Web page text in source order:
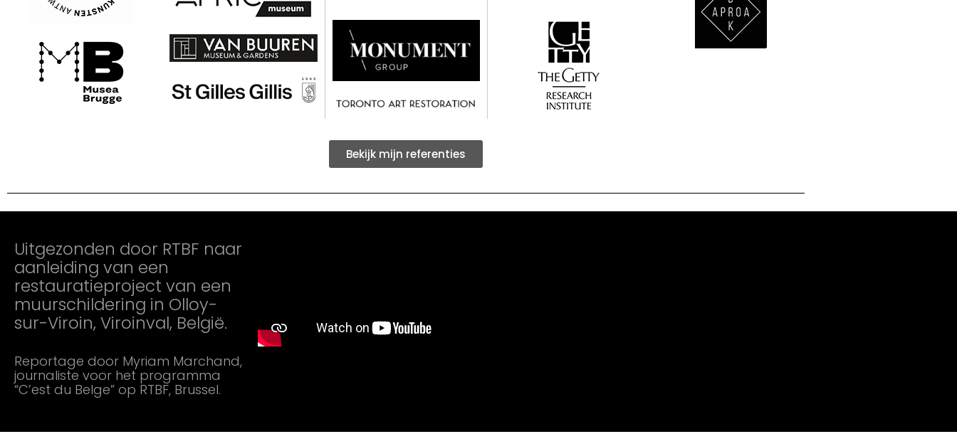
Bekijk mijn referenties
Uitgezonden door RTBF naar
aanleiding van een
restauratieproject van een
muurschildering in Olloy-
sur-Viroin, Viroinval, België.
Reportage door Myriam Marchand,
journaliste voor het programma
“C’est du Belge” op RTBF, Brussel.